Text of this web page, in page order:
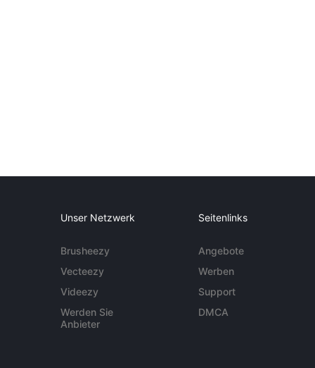
Unser Netzwerk
Brusheezy
Vecteezy
Videezy
Werden Sie
Anbieter
Seitenlinks
Angebote
Werben
Support
DMCA